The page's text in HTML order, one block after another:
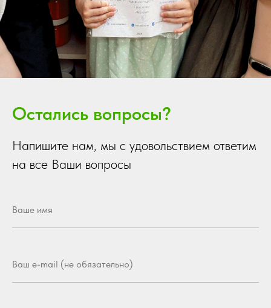
Остались вопросы?
Напишите нам, мы с удовольствием ответим
на все Ваши вопросы